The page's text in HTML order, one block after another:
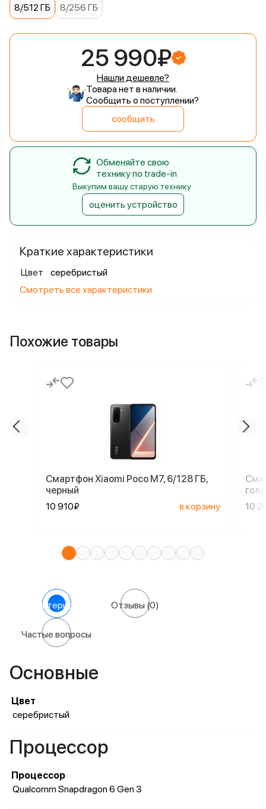
Краткие характеристики
Цвет
серебристый
Смотреть все характеристики
8/512 ГБ 8/256 ГБ
25 990₽
Нашли дешевле?
Товара нет в наличии.
Сообщить о поступлении?
сообщить
Обменяйте свою
технику по trade-in
Выкупим вашу старую технику
оценить устройство
Похожие товары
Смартфон Xiaomi Poco M7, 6/128 ГБ,
черный
10 910₽
в корзину
10
Характеристики Отзывы (0)
Частые вопросы
Основные
Цвет
серебристый
Процессор
Процессор
Qualcomm Snapdragon 6 Gen 3